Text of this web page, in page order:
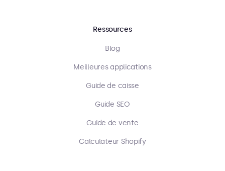
Ressources
Blog
Meilleures applications
Guide de caisse
Guide SEO
Guide de vente
Calculateur Shopify